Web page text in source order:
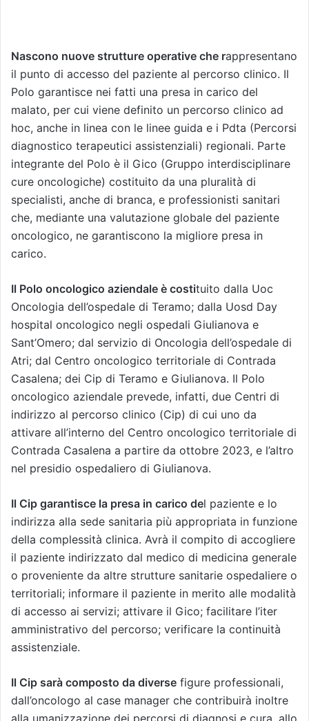
Nascono nuove strutture operative che rappresentano
il punto di accesso del paziente al percorso clinico. Il
Polo garantisce nei fatti una presa in carico del
malato, per cui viene definito un percorso clinico ad
hoc, anche in linea con le linee guida e i Pdta (Percorsi
diagnostico terapeutici assistenziali) regionali. Parte
integrante del Polo è il Gico (Gruppo interdisciplinare
cure oncologiche) costituito da una pluralità di
specialisti, anche di branca, e professionisti sanitari
che, mediante una valutazione globale del paziente
oncologico, ne garantiscono la migliore presa in
carico.
Il Polo oncologico aziendale è costituito dalla Uoc
Oncologia dell’ospedale di Teramo; dalla Uosd Day
hospital oncologico negli ospedali Giulianova e
Sant’Omero; dal servizio di Oncologia dell’ospedale di
Atri; dal Centro oncologico territoriale di Contrada
Casalena; dei Cip di Teramo e Giulianova. Il Polo
oncologico aziendale prevede, infatti, due Centri di
indirizzo al percorso clinico (Cip) di cui uno da
attivare all’interno del Centro oncologico territoriale di
Contrada Casalena a partire da ottobre 2023, e l’altro
nel presidio ospedaliero di Giulianova.
Il Cip garantisce la presa in carico del paziente e lo
indirizza alla sede sanitaria più appropriata in funzione
della complessità clinica. Avrà il compito di accogliere
il paziente indirizzato dal medico di medicina generale
o proveniente da altre strutture sanitarie ospedaliere o
territoriali; informare il paziente in merito alle modalità
di accesso ai servizi; attivare il Gico; facilitare l’iter
amministrativo del percorso; verificare la continuità
assistenziale.
Il Cip sarà composto da diverse figure professionali,
dall’oncologo al case manager che contribuirà inoltre